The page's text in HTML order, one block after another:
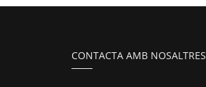
CONTACTA AMB NOSALTRES